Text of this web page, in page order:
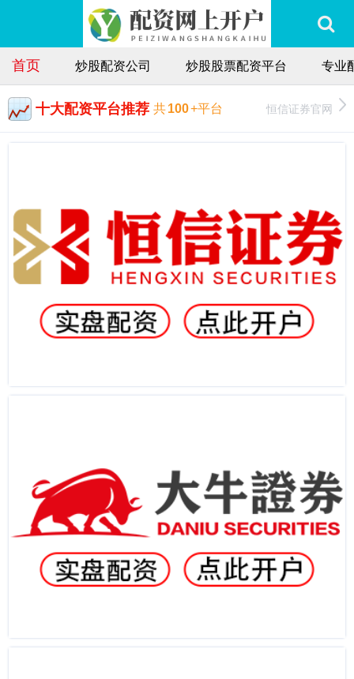
首页 炒股配资公司 炒股股票配资平台 专业
十大配资平台推荐 共100+平台 恒信证券官网